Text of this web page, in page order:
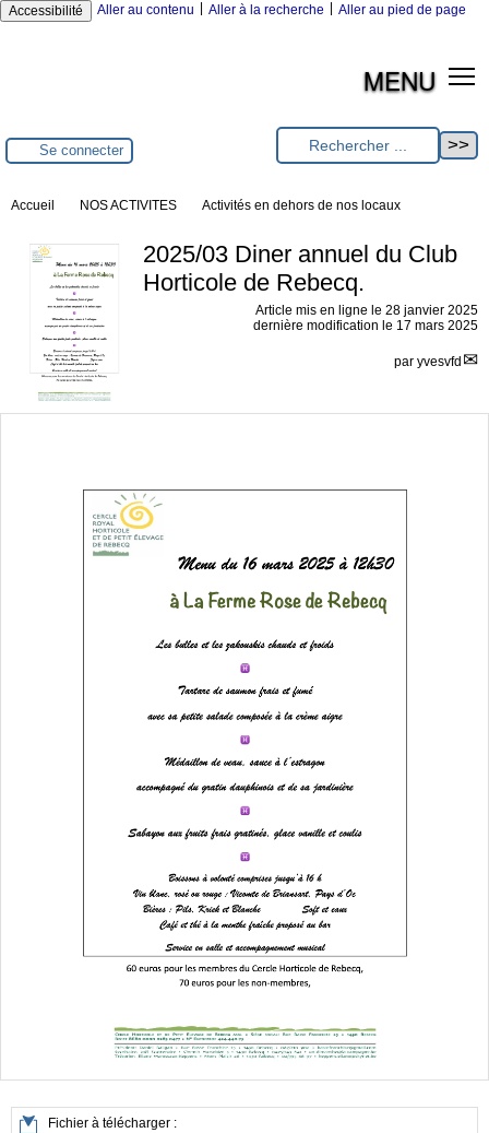
Accessibilité Aller au contenu Aller à la recherche Aller au pied de page
MENU
Se connecter
Accueil NOS ACTIVITES Activités en dehors de nos locaux
2025/03 Diner annuel du Club
Horticole de Rebecq.
Article mis en ligne le 28 janvier 2025
dernière modification le 17 mars 2025
par yvesvfd
Fichier à télécharger :